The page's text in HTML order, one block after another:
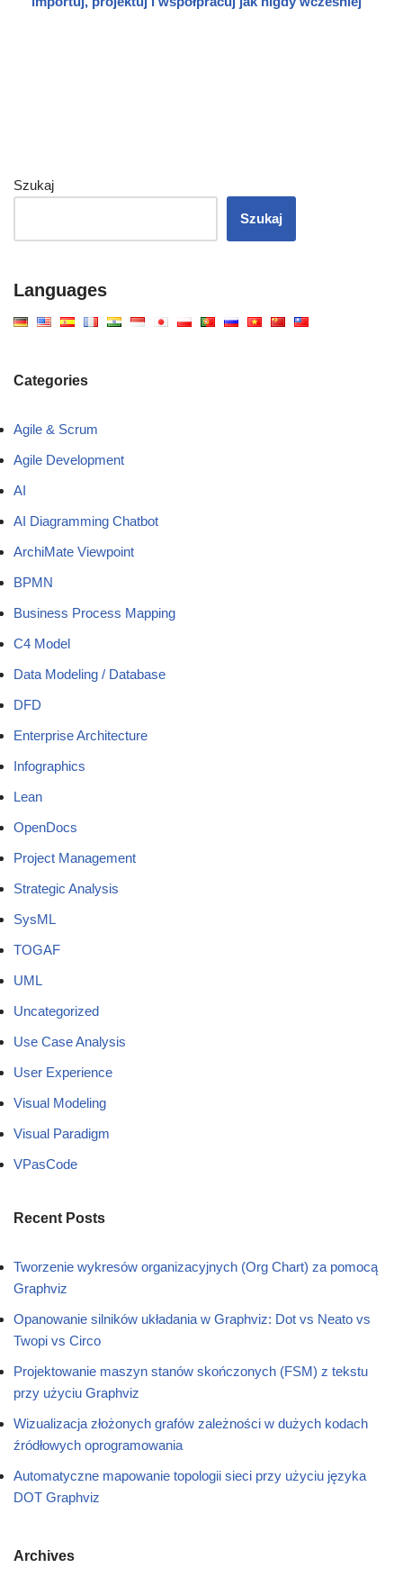
Szukaj
Szukaj
Languages
Categories
Agile & Scrum
Agile Development
AI
AI Diagramming Chatbot
ArchiMate Viewpoint
BPMN
Business Process Mapping
C4 Model
Data Modeling / Database
DFD
Enterprise Architecture
Infographics
Lean
OpenDocs
Project Management
Strategic Analysis
SysML
TOGAF
UML
Uncategorized
Use Case Analysis
User Experience
Visual Modeling
Visual Paradigm
VPasCode
Recent Posts
Tworzenie wykresów organizacyjnych (Org Chart) za pomocą
Graphviz
Opanowanie silników układania w Graphviz: Dot vs Neato vs
Twopi vs Circo
Projektowanie maszyn stanów skończonych (FSM) z tekstu
przy użyciu Graphviz
Wizualizacja złożonych grafów zależności w dużych kodach
źródłowych oprogramowania
Automatyczne mapowanie topologii sieci przy użyciu języka
DOT Graphviz
Archives